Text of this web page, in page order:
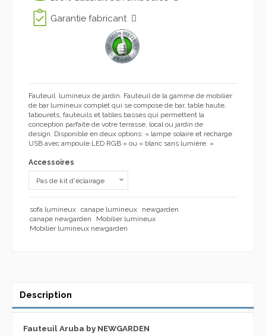
Garantie fabricant
Fauteuil lumineux de jardin. Fauteuil de la gamme de mobilier
de barlumineux complet qui se compose de bar, table haute,
tabourets, fauteuils et tables basses qui permettent la
conception parfaite de votre terrasse, local ou jardin de
design. Disponible en deux options: « lampe solaire et recharge
USB avec ampoule LED RGB » ou « blanc sans lumière. »
Accessoires
sofa lumineux canape lumineux
newgarden
canape newgarden
Mobilier lumineux
Mobilier lumineux newgarden
Description
Fauteuil Aruba by NEWGARDEN